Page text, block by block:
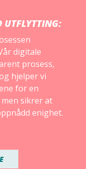
UTFLYTTING:
digitale
prosess,
hjelper vi
for en
sikrer at
enighet.